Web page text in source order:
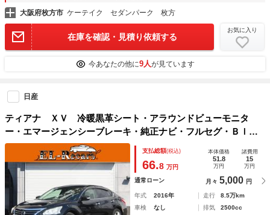
大阪府枚方市 ケーテイク セダンパーク 枚方
在庫を確認・見積り依頼する
お気に入り
今あなたの他に9人が見ています
日産
ティアナ ＸＶ 冷暖黒革シート・アラウンドビューモニタ
ー・エマージェンシーブレーキ・純正ナビ・フルセグ・Ｂｌｕ
ｅｔｏｏｔｈ接続・ＥＴＣ・ドラレコ・クルーズコントロー
ル・スマートキー・ＨＩＤヘッドライト
支払総額(税込)
66.8 万円
本体価格
51.8
万円
諸費用
15
万円
通常ローン 月々 5,000 円
年式 2016年 走行
8.5万km
車検
なし 排気
2500cc